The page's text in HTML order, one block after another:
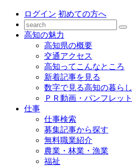
ログイン 初めての方へ
高知の魅力
高知県の概要
交通アクセス
高知ってこんなところ
新着記事を見る
数字で見る高知の暮らし
ＰＲ動画・パンフレット
仕事
仕事検索
募集記事から探す
無料職業紹介
農業・林業・漁業
福祉